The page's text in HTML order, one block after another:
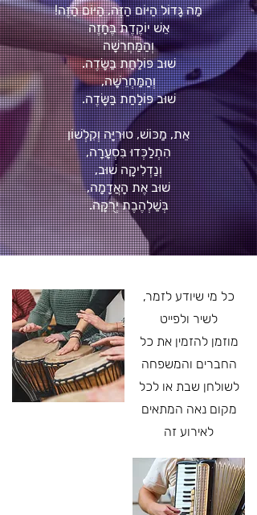
מַה גָּדוֹל הַיּוֹם הַזֶּה, הַיּוֹם הַזֶּה!
אֵשׁ יוֹקֶדֶת בֶּחָזֶה
וְהַמַּחְרֵשָׁה
שׁוּב פּוֹלַחַת בַּשָּׂדֶה.
וְהַמַּחְרֵשָׁה,
שׁוּב פּוֹלַחַת בַּשָּׂדֶה.
אֵת, מַכּוֹשׁ, טוּרִיָּה וְקִלְשׁוֹן
הִתְלַכְּדוּ בִּסְעָרָה,
וְנַדְלִיקָה שׁוּב,
שׁוּב אֶת הָאֲדָמָה,
בְּשַׁלְהֶבֶת יְרֻקָּה.
כל מי שיודע לזמר,
לשיר ולפייט
מוזמן להזמין את כל
החברים והמשפחה
לשולחן שבת או לכל
מקום נאה המתאים
לאירוע זה